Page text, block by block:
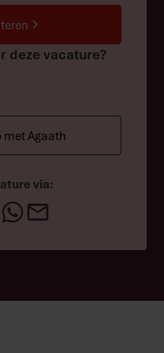
deze vacature?
Agaath
via: